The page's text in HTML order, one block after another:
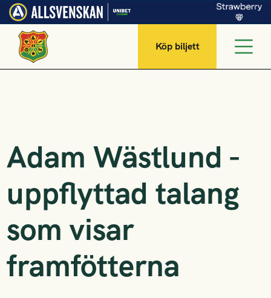
Köp biljett
Adam Wästlund -
uppflyttad talang
som visar
framfötterna